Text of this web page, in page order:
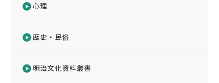
心理
歴史・民俗
明治文化資料叢書